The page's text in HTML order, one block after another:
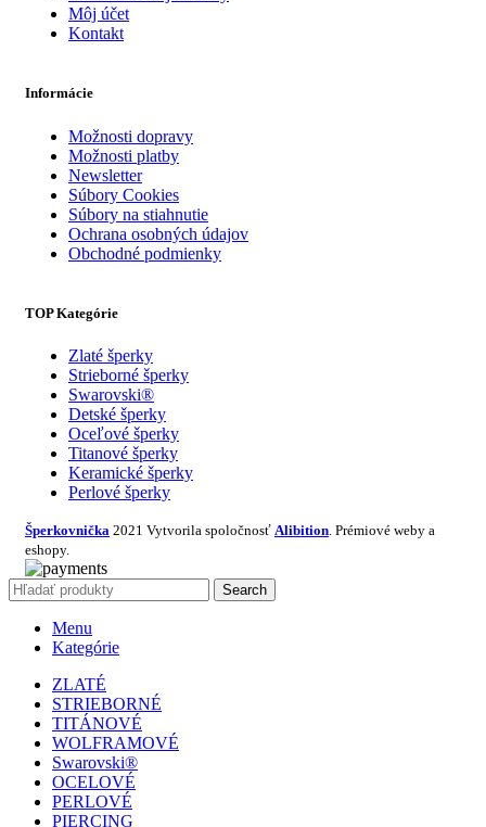
Môj účet
Kontakt
Informácie
Možnosti dopravy
Možnosti platby
Newsletter
Súbory Cookies
Súbory na stiahnutie
Ochrana osobných údajov
Obchodné podmienky
TOP Kategórie
Zlaté šperky
Strieborné šperky
Swarovski®
Detské šperky
Oceľové šperky
Titanové šperky
Keramické šperky
Perlové šperky
Šperkovnička 2021 Vytvorila spoločnosť Alibition . Prémiové weby a
eshopy.
Search
Menu
Kategórie
ZLATÉ
STRIEBORNÉ
TITÁNOVÉ
WOLFRAMOVÉ
Swarovski®
OCELOVÉ
PERLOVÉ
PIERCING